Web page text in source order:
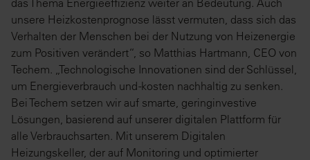
unsere Heizkostenprognose lässt vermuten, dass sich das
Verhalten der Menschen bei der Nutzung von Heizenergie
zum Positiven verändert“, so Matthias Hartmann, CEO von
Techem. „Technologische Innovationen sind der Schlüssel,
um Energieverbrauch und -kosten nachhaltig zu senken.
Bei Techem setzen wir auf smarte, geringinvestive
Lösungen, basierend auf unserer digitalen Plattform für
alle Verbrauchsarten. Mit unserem Digitalen
Heizungskeller, der auf Monitoring und optimierter